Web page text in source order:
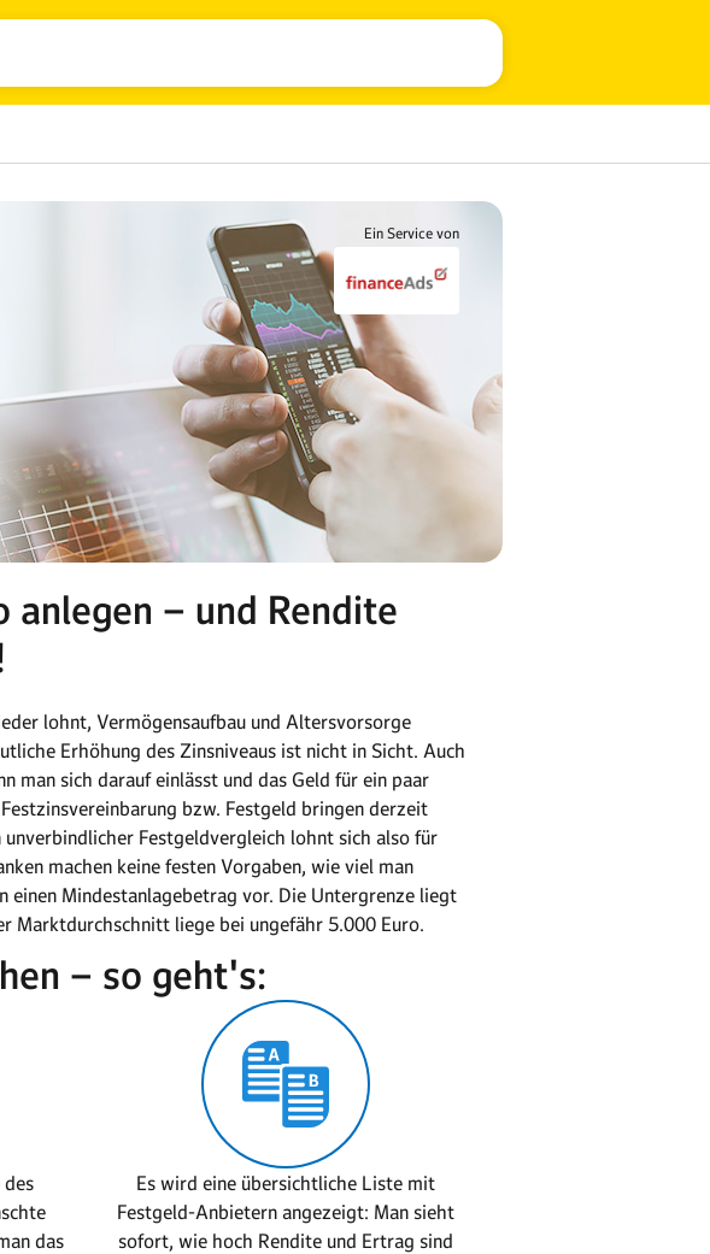
Ein Service von
anlegen – und Rendite
lohnt, Vermögensaufbau und Altersvorsorge
Erhöhung des Zinsniveaus ist nicht in Sicht. Auch
man sich darauf einlässt und das Geld für ein paar
bzw. Festgeld bringen derzeit
Festgeldvergleich lohnt sich also für
machen keine festen Vorgaben, wie viel man
einen Mindestanlagebetrag vor. Die Untergrenze liegt
Marktdurchschnitt liege bei ungefähr 5.000 Euro.
– so geht's:
das
Es wird eine übersichtliche Liste mit
Festgeld-Anbietern angezeigt: Man sieht
sofort, wie hoch Rendite und Ertrag sind